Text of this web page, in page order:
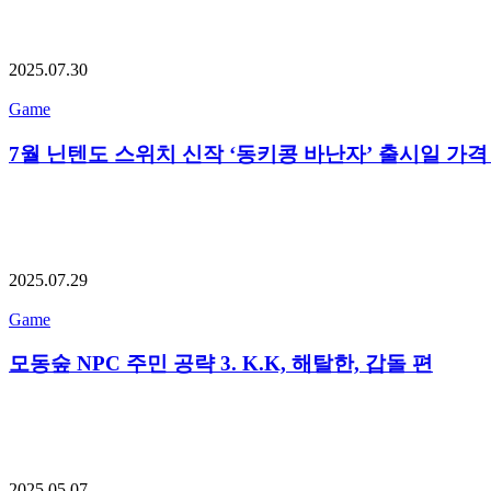
2025.07.30
Game
7월 닌텐도 스위치 신작 ‘동키콩 바난자’ 출시일 가
2025.07.29
Game
모동숲 NPC 주민 공략 3. K.K, 해탈한, 갑돌 편